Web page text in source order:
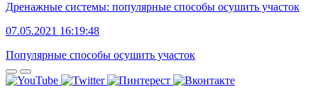
Дренажные системы: популярные способы осушить участок
07.05.2021 16:19:48
Популярные способы осушить участок